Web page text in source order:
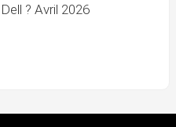
Dell ? Avril 2026